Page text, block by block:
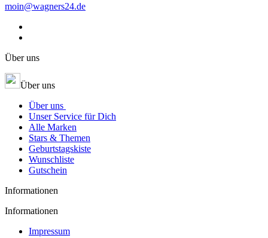
moin@wagners24.de
Über uns
Über uns
Über uns
Unser Service für Dich
Alle Marken
Stars & Themen
Geburtstagskiste
Wunschliste
Gutschein
Informationen
Informationen
Impressum